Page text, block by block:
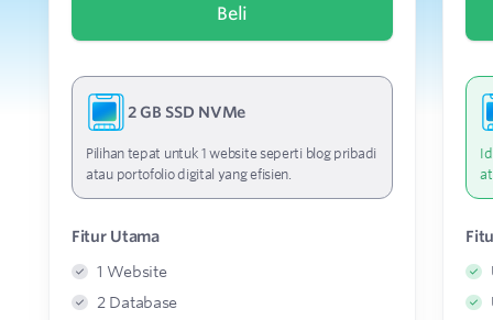
Beli
2 GB SSD NVMe
Pilihan tepat untuk 1 website seperti blog pribadi
atau portofolio digital yang efisien.
Fitur Utama
1 Website
2 Database